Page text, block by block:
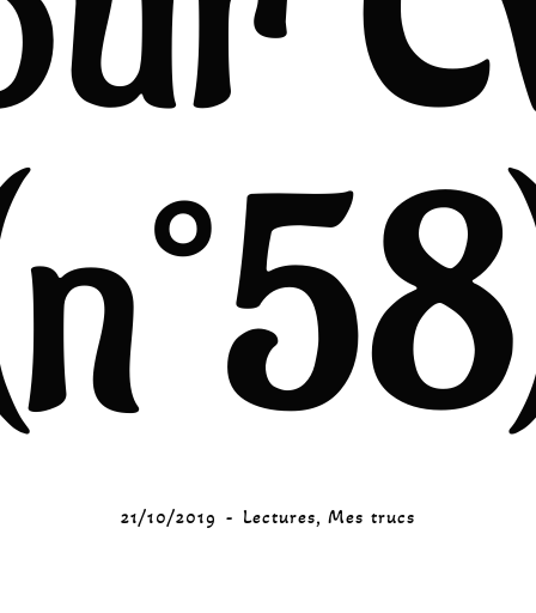
21/10/2019 Lectures, Mes trucs